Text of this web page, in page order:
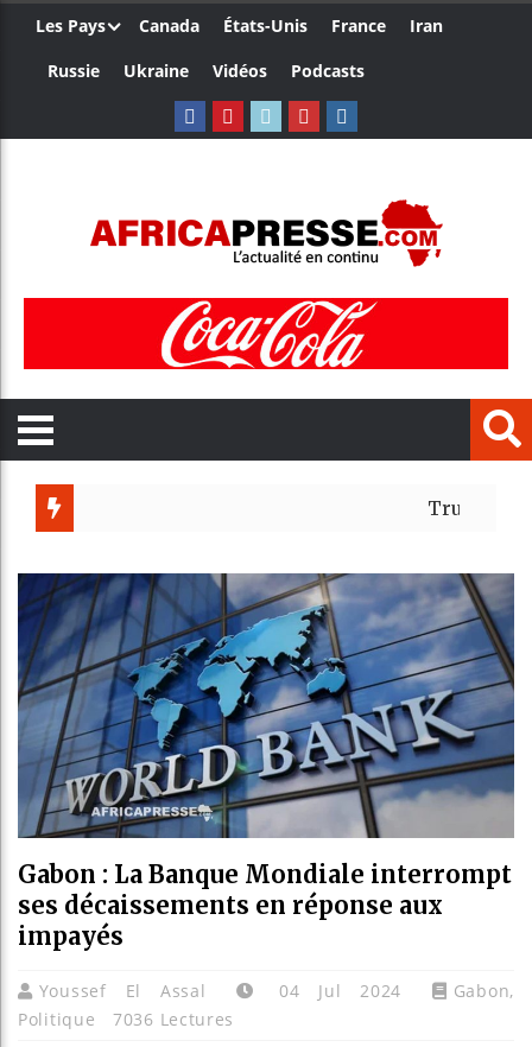
Les Pays Canada États-Unis France
Iran
Russie
Ukraine Vidéos Podcasts
Trump nomme
Guinée : Nimba
Réforme électorale
Bénin : Patrice
Gabon : La Banque Mondiale interrompt
ses décaissements en réponse aux
impayés
Youssef El Assal 04 Jul 2024 Gabon,
Politique
7036 Lectures